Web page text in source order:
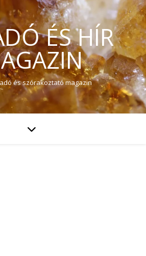
ÉS HÍR
és szórakoztató magazin